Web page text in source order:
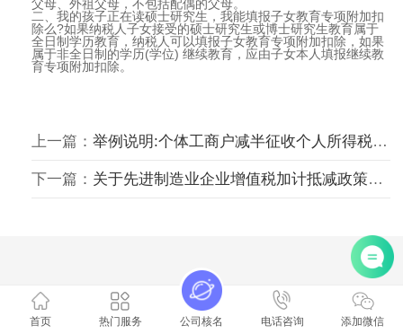
父母、外祖父母，不包括配偶的父母。
二、我的孩子正在读硕士研究生，我能填报子女教育专项附加扣
除么?如果纳税人子女接受的硕士研究生或博士研究生教育属于
全日制学历教育，纳税人可以填报子女教育专项附加扣除，如果
属于非全日制的学历(学位) 继续教育，应由子女本人填报继续教
育专项附加扣除。
上一篇： 举例说明:个体工商户减半征收个人所得税政策的减免税额如何计算
下一篇： 关于先进制造业企业增值税加计抵减政策的公告 (二)
首页 热门服务 公司核名 电话咨询 添加微信